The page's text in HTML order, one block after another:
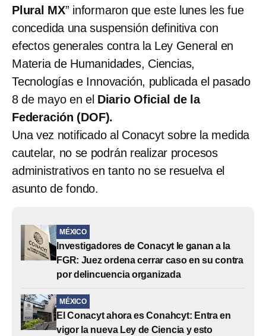
Plural MX” informaron que este lunes les fue
concedida una suspensión definitiva con
efectos generales contra la Ley General en
Materia de Humanidades, Ciencias,
Tecnologías e Innovación, publicada el pasado
8 de mayo en el Diario Oficial de la
Federación (DOF).
Una vez notificado al Conacyt sobre la medida
cautelar, no se podrán realizar procesos
administrativos en tanto no se resuelva el
asunto de fondo.
MÉXICO
Investigadores de Conacyt le ganan a la
FGR: Juez ordena cerrar caso en su contra
por delincuencia organizada
MÉXICO
El Conacyt ahora es Conahcyt: Entra en
vigor la nueva Ley de Ciencia y esto